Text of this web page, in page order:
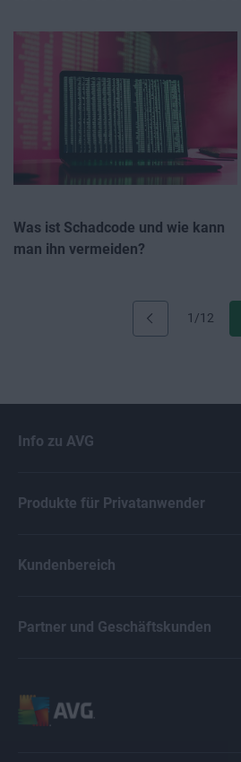
1/12
Was ist Schadcode und wie kann
man ihn vermeiden?
Info zu AVG
Produkte für Privatanwender
Kundenbereich
Partner und Geschäftskunden